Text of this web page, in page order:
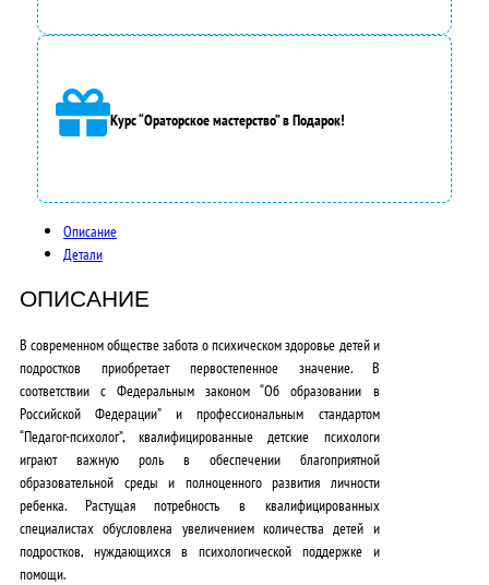
л
а
6
5
0
0
0
0
0
₽
.
Курс “Ораторское мастерство” в Подарок!
Описание
Детали
ОПИСАНИЕ
В современном обществе забота о психическом здоровье детей и
подростков приобретает первостепенное значение. В
соответствии с Федеральным законом “Об образовании в
Российской Федерации” и профессиональным стандартом
“Педагог-психолог”,квалифицированные детские психологи
играют важную роль в обеспечении благоприятной
образовательной среды и полноценного развития личности
ребенка. Растущая потребность в квалифицированных
специалистах обусловлена увеличением количества детей и
подростков, нуждающихся в психологической поддержке и
помощи.